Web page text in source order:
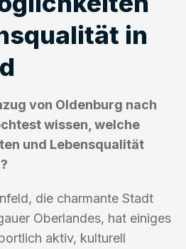
in
von Oldenburg nach
wissen, welche
und Lebensqualität
die charmante Stadt
Oberlandes, hat einiges
aktiv, kulturell